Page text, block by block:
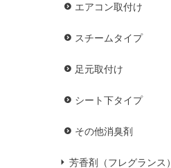
エアコン取付け
スチームタイプ
足元取付け
シート下タイプ
その他消臭剤
芳香剤（フレグランス）